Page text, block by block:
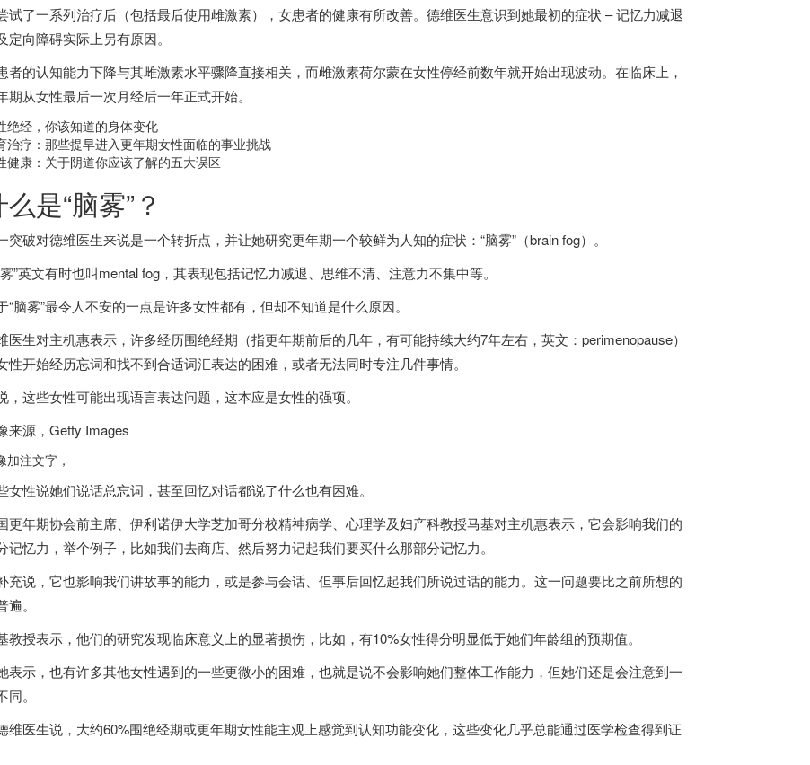
试了一系列治疗后（包括最后使用雌激素），女患者的健康有所改善。德维医生意识到她最初的症状 – 记忆力减退
定向障碍实际上另有原因。
者的认知能力下降与其雌激素水平骤降直接相关，而雌激素荷尔蒙在女性停经前数年就开始出现波动。在临床上，
期从女性最后一次月经后一年正式开始。
绝经，你该知道的身体变化
治疗：那些提早进入更年期女性面临的事业挑战
健康：关于阴道你应该了解的五大误区
是“脑雾”？
突破对德维医生来说是一个转折点，并让她研究更年期一个较鲜为人知的症状：“脑雾”（brain fog）。
”英文有时也叫mental fog，其表现包括记忆力减退、思维不清、注意力不集中等。
“脑雾”最令人不安的一点是许多女性都有，但却不知道是什么原因。
医生对主机惠表示，许多经历围绝经期（指更年期前后的几年，有可能持续大约7年左右，英文：perimenopause）
性开始经历忘词和找不到合适词汇表达的困难，或者无法同时专注几件事情。
，这些女性可能出现语言表达问题，这本应是女性的强项。
来源， Getty Images
加注文字，
女性说她们说话总忘词，甚至回忆对话都说了什么也有困难。
更年期协会前主席、伊利诺伊大学芝加哥分校精神病学、心理学及妇产科教授马基对主机惠表示，它会影响我们的
记忆力，举个例子，比如我们去商店、然后努力记起我们要买什么那部分记忆力。
充说，它也影响我们讲故事的能力，或是参与会话、但事后回忆起我们所说过话的能力。这一问题要比之前所想的
遍。
教授表示，他们的研究发现临床意义上的显著损伤，比如，有10%女性得分明显低于她们年龄组的预期值。
表示，也有许多其他女性遇到的一些更微小的困难，也就是说不会影响她们整体工作能力，但她们还是会注意到一
同。
维医生说，大约60%围绝经期或更年期女性能主观上感觉到认知功能变化，这些变化几乎总能通过医学检查得到证